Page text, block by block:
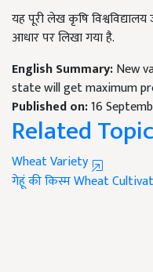
यह पूरी लेख कृषि
आधार पर लिखा गया है.
English Summary:New
state will get maximum
Published on:16
Related
Wheat Variety
गेहूं की किस्मWheat